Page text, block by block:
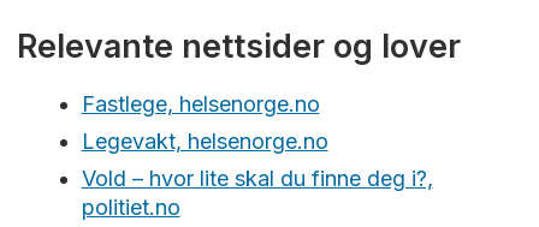
Relevante nettsider og lover
Fastlege, helsenorge.no
Legevakt, helsenorge.no
Vold – hvor lite skal du finne deg i?,
politiet.no